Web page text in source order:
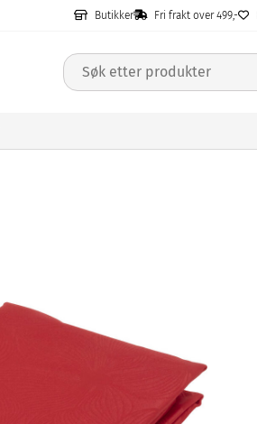
Butikker Fri frakt over 499,-